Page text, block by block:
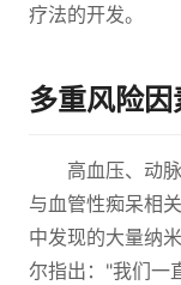
疗法的开发。
多重风险
高血压、动
与血管性痴呆相
中发现的大量纳
尔指出："我们一